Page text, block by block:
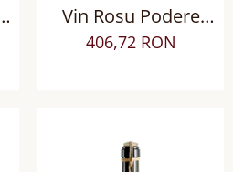
Vin Rosu Podere
Brizio Brunello di
Montalcino DOCG sec
406,72 RON